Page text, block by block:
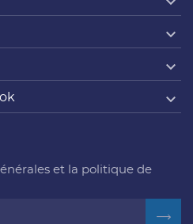



et la politique de